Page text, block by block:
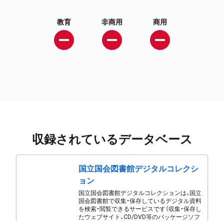
教育 非商用 商用
収録されているデータベース
国立国会図書館デジタルコレクシ
ョン
国立国会図書館デジタルコレクションは、国立
国会図書館で収集・保存しているデジタル資料
を検索・閲覧できるサービスです（収集・保存し
たウェブサイト、CD/DVD等のパッケージソフ